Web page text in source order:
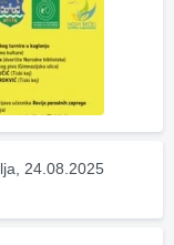
24.08.2025